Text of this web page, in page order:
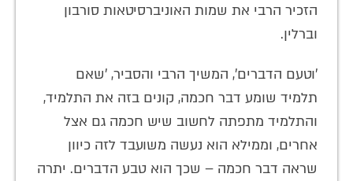
הזכיר הרבי את שמות האוניברסיטאות סורבון
וברלין.
'וטעם הדברים', המשיך הרבי והסביר, 'שאם
תלמיד שומע דבר חכמה, קונים בזה את התלמיד,
והתלמיד מתפתה לחשוב שיש חכמה גם אצל
אחרים, וממילא הוא נעשה משועבד לזה כיוון
שראה דבר חכמה – שכך הוא טבע הדברים. יתרה